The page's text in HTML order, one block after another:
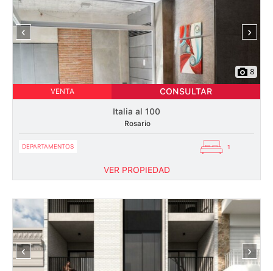
‹ ›
8
VENTA CONSULTAR
Italia al 100
Rosario
DEPARTAMENTOS 1
VER PROPIEDAD
‹ ›